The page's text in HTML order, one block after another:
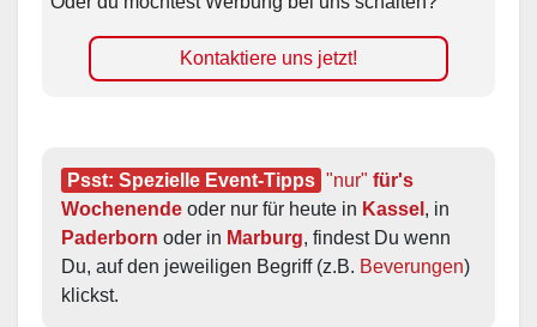
Kontaktiere uns jetzt!
Psst: Spezielle Event-Tipps "nur" für's
Wochenende oder nur für heute in Kassel
Paderborn oder in Marburg, findest Du wenn
Du, auf den jeweiligen Begriff (z.B. Beverungen)
klickst.